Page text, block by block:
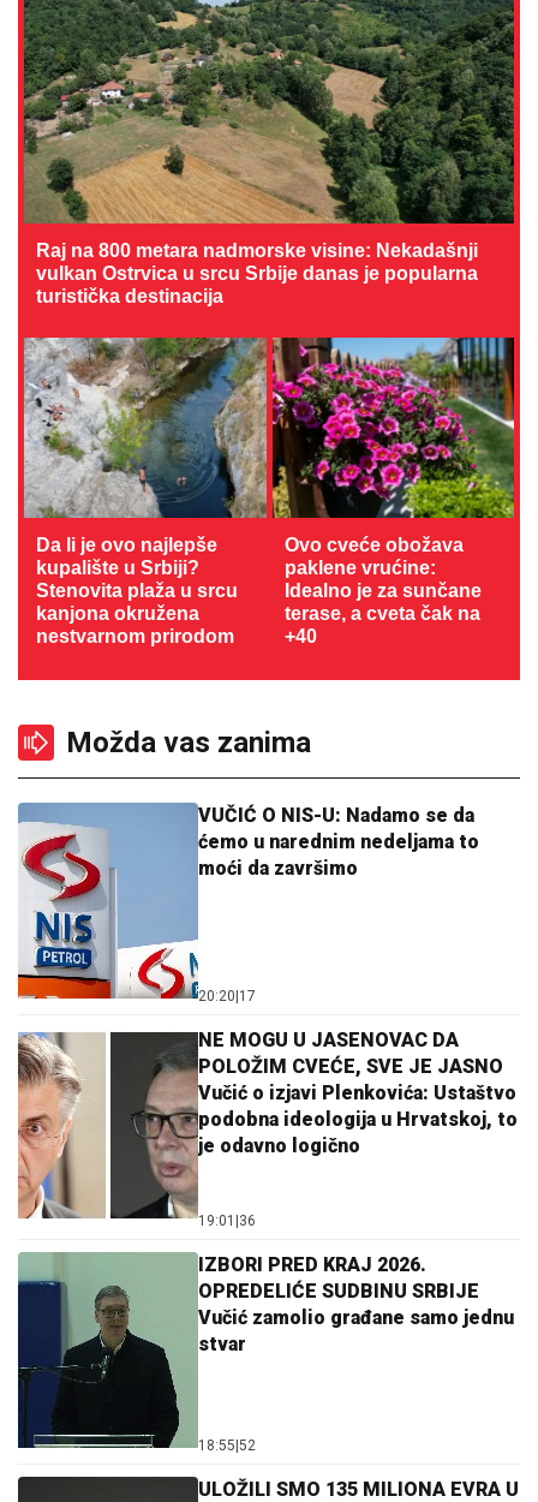
Raj na 800 metara nadmorske visine: Nekadašnji
vulkan Ostrvica u srcu Srbije danas je popularna
turistička destinacija
Da li je ovo najlepše
kupalište u Srbiji?
Stenovita plaža u srcu
kanjona okružena
nestvarnom prirodom
Ovo cveće obožava
paklene vrućine:
Idealno je za sunčane
terase, a cveta čak na
+40
Možda vas zanima
VUČIĆ O NIS-U: Nadamo se da
ćemo u narednim nedeljama to
moći da završimo
20:20 17
NE MOGU U JASENOVAC DA
POLOŽIM CVEĆE, SVE JE JASNO
Vučić o izjavi Plenkovića: Ustaštvo
podobna ideologija u Hrvatskoj, to
je odavno logično
19:01 36
IZBORI PRED KRAJ 2026.
OPREDELIĆE SUDBINU SRBIJE
Vučić zamolio građane samo jednu
stvar
18:55 52
ULOŽILI SMO 135 MILIONA EVRA U